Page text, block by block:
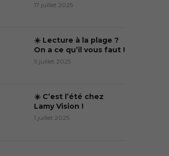
17 juillet 2025
☀️ Lecture à la plage ?
On a ce qu’il vous faut !
9 juillet 2025
☀️ C’est l’été chez
Lamy Vision !
1 juillet 2025